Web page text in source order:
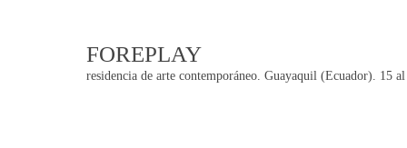
FOREPLAY
residencia de arte contemporáneo. Guayaquil (Ecuador). 15